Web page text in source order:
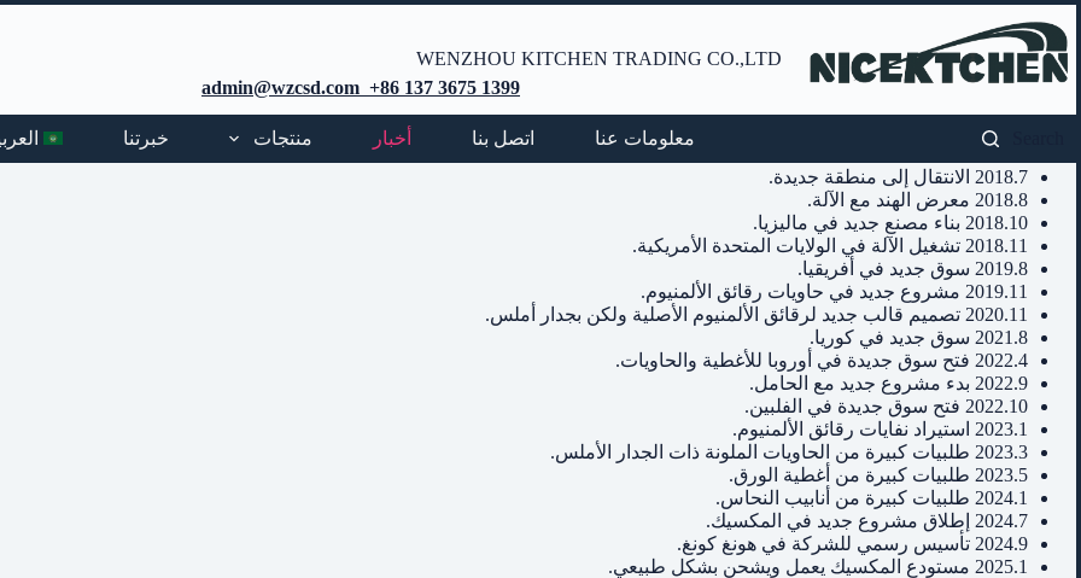
إلى
المحتوى
WENZHOU KITCHEN TRADING CO.,LTD
admin@wzcsd.com +86 137 3675 1399
معلومات عنا اتصل بنا أخبار منتجات خبرتنا
2018.7 الانتقال إلى منطقة جديدة.
2018.8 معرض الهند مع الآلة.
2018.10 بناء مصنع جديد في ماليزيا.
2018.11 تشغيل الآلة في الولايات المتحدة الأمريكية.
2019.8 سوق جديد في أفريقيا.
2019.11 مشروع جديد في حاويات رقائق الألمنيوم.
2020.11 تصميم قالب جديد لرقائق الألمنيوم الأصلية ولكن بجدار أملس.
2021.8 سوق جديد في كوريا.
2022.4 فتح سوق جديدة في أوروبا للأغطية والحاويات.
2022.9 بدء مشروع جديد مع الحامل.
2022.10 فتح سوق جديدة في الفلبين.
2023.1 استيراد نفايات رقائق الألمنيوم.
2023.3 طلبيات كبيرة من الحاويات الملونة ذات الجدار الأملس.
2023.5 طلبيات كبيرة من أغطية الورق.
2024.1 طلبيات كبيرة من أنابيب النحاس.
2024.7 إطلاق مشروع جديد في المكسيك.
2024.9 تأسيس رسمي للشركة في هونغ كونغ.
2025.1 مستودع المكسيك يعمل ويشحن بشكل طبيعي.